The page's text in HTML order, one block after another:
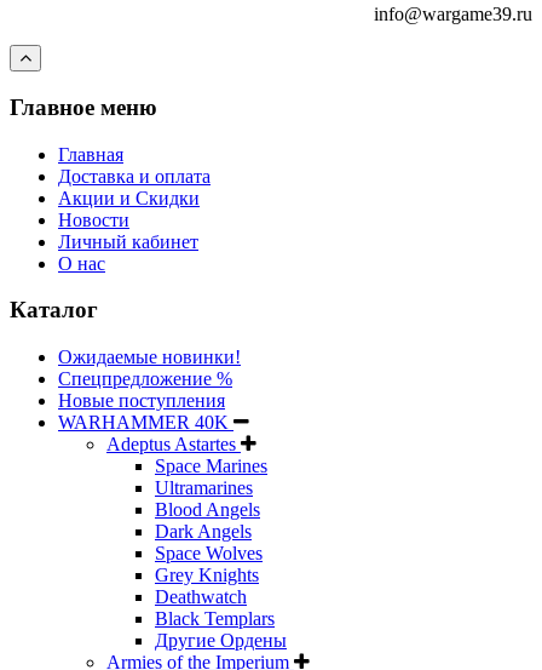
info@wargame39.ru
Главное меню
Главная
Доставка и оплата
Акции и Скидки
Новости
Личный кабинет
О нас
Каталог
Ожидаемые новинки!
Спецпредложение %
Новые поступления
WARHAMMER 40K
Adeptus Astartes
Space Marines
Ultramarines
Blood Angels
Dark Angels
Space Wolves
Grey Knights
Deathwatch
Black Templars
Другие Ордены
Armies of the Imperium